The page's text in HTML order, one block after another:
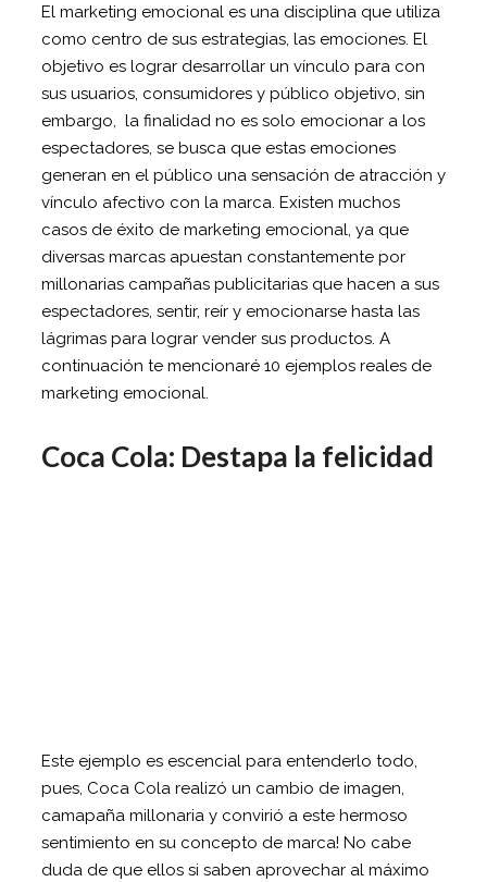
El marketing emocional es una disciplina que utiliza
como centro de sus estrategias, las emociones. El
objetivo es lograr desarrollar un vínculo para con
sus usuarios, consumidores y público objetivo, sin
embargo, la finalidad no es solo emocionar a los
espectadores, se busca que estas emociones
generan en el público una sensación de atracción y
vínculo afectivo con la marca. Existen muchos
casos de éxito de marketing emocional, ya que
diversas marcas apuestan constantemente por
millonarias campañas publicitarias que hacen a sus
espectadores, sentir, reír y emocionarse hasta las
lágrimas para lograr vender sus productos. A
continuación te mencionaré 10 ejemplos reales de
marketing emocional.
Coca Cola: Destapa la felicidad
Este ejemplo es escencial para entenderlo todo,
pues, Coca Cola realizó un cambio de imagen,
camapaña millonaria y convirió a este hermoso
sentimiento en su concepto de marca! No cabe
duda de que ellos si saben aprovechar al máximo